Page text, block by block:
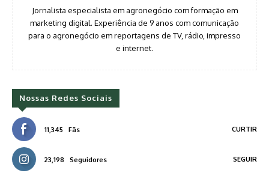
Jornalista especialista em agronegócio com formação em
marketing digital. Experiência de 9 anos com comunicação
para o agronegócio em reportagens de TV, rádio, impresso
e internet.
Nossas Redes Sociais
11,345 Fãs CURTIR
23,198 Seguidores SEGUIR